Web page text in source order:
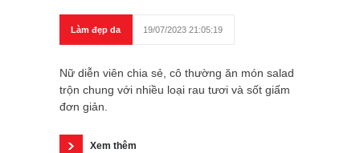
Làm đẹp da 19/07/2023 21:05:19
Nữ diễn viên chia sẻ, cô thường ăn món salad
trộn chung với nhiều loại rau tươi và sốt giấm
đơn giản.
Xem thêm